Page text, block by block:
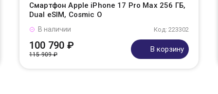
Смартфон Apple iPhone 17 Pro Max 256 ГБ,
Dual eSIM, Cosmic O
Код: 223302
В наличии
100 790 ₽
115 909 ₽
В корзину